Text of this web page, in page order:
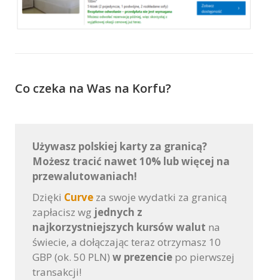
Co czeka na Was na Korfu?
Używasz polskiej karty za granicą?
Możesz tracić nawet 10% lub więcej na
przewalutowaniach!
Dzięki Curve za swoje wydatki za granicą
zapłacisz wg jednych z
najkorzystniejszych kursów walut na
świecie, a dołączając teraz otrzymasz 10
GBP (ok. 50 PLN) w prezencie po pierwszej
transakcji!